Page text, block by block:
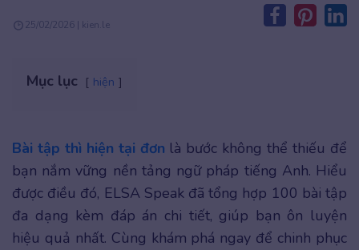
25/02/2026 | kien.le
Mục lục hiện
Bài tập thì hiện tại đơn là bước không thể thiếu để
bạn nắm vững nền tảng ngữ pháp tiếng Anh. Hiểu
được điều đó, ELSA Speak đã tổng hợp 100 bài tập
đa dạng kèm đáp án chi tiết, giúp bạn ôn luyện
hiệu quả nhất. Cùng khám phá ngay để chinh phục